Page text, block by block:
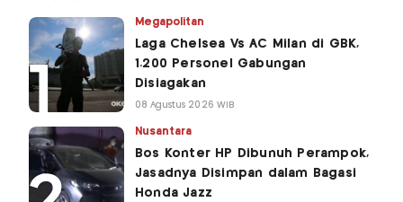
Megapolitan
Laga Chelsea Vs AC Milan di GBK,
1.200 Personel Gabungan
Disiagakan
08 Agustus 2026 WIB
Nusantara
Bos Konter HP Dibunuh Perampok,
Jasadnya Disimpan dalam Bagasi
Honda Jazz